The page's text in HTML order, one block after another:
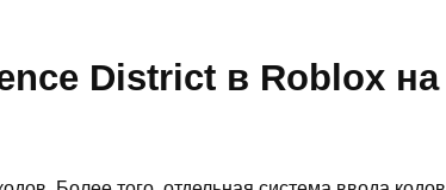
District в Roblox на